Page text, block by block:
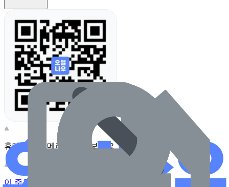
휴대전화 카메라로 찍어보세요
이 주유소의 사장님이신가요?